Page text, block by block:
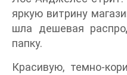
яркую витрину
шла дешевая
папку.
Красивую, темно-